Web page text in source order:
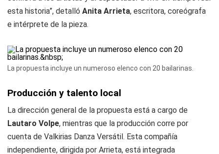
esta historia”, detalló Anita Arrieta, escritora, coreógrafa
e intérprete de la pieza.
La propuesta incluye un numeroso elenco con 20 bailarinas.
Producción y talento local
La dirección general de la propuesta está a cargo de
Lautaro Volpe, mientras que la producción corre por
cuenta de Valkirias Danza Versátil. Esta compañía
independiente, dirigida por Arrieta, está integrada